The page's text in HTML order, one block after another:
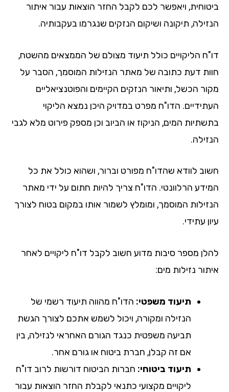
ויאפשר לכם לקבל החזר הוצאות עבור איתור
תיקונה ושיקום הנזקים שנגרמו בעקבותיה.
הליקויים כולל תיעוד מצולם של הממצאים מהשטח,
דעת כתובה של מאתר הנזילות המוסמך, הסבר על
הכשל, ותיאור הנזקים הקיימים והפוטנציאליים
הדו"ח מפרט במדויק היכן נמצא הליקוי
המים, הניקוז או הביוב וכן מספק פירוט מלא לגבי
לוודא שהדו"ח מפורט וברור, ושהוא כולל את כל
הרלוונטי. הדו"ח צריך להיות חתום על ידי מאתר
המוסמך, ומומלץ לשמור אותו במקום בטוח לצורך
עתידי.
מספר סיבות מדוע חשוב לקבל דו"ח ליקויים לאחר
נזילות מים:
תיעוד משפטי:הדו"ח מהווה תיעוד רשמי של
הנזילה ומקורה, ויכול לשמש אתכם לצורך הגשת
תביעה משפטית כנגד הגורם האחראי לנזילה, בין
אם זה קבלן, חברת ביטוח או גורם אחר.
תיעוד ביטוחי:חברות הביטוח דורשות לרוב דו"ח
ליקויים מקצועי כתנאי לקבלת החזר הוצאות עבור